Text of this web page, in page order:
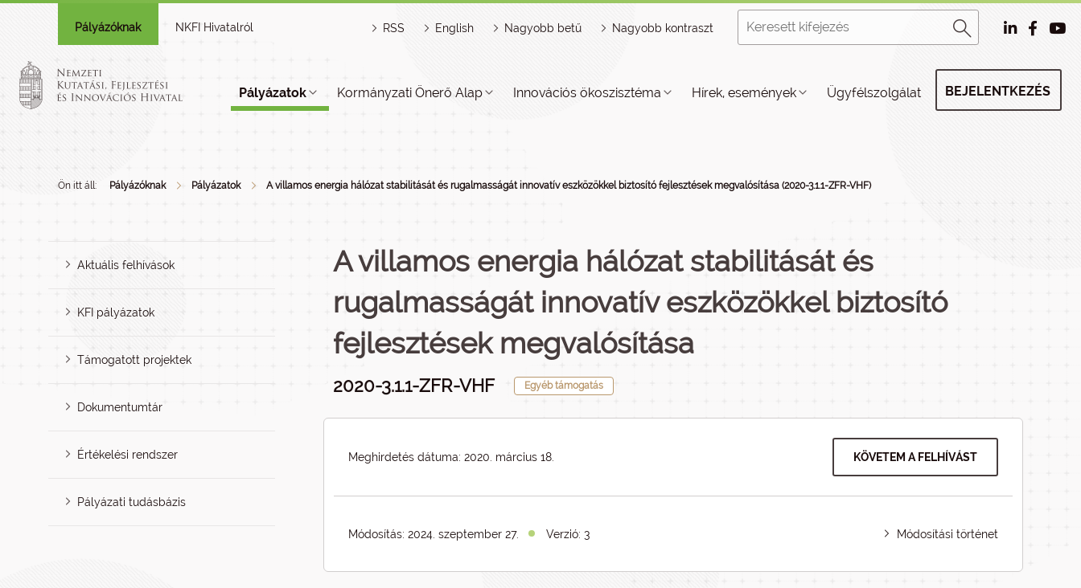
Pályázóknak NKFI Hivatalról RSS English Nagyobb betű Nagyobb kontraszt
Pályázatok Kormányzati Önerő Alap Innovációs ökoszisztéma Hírek, események Ügyfélszolgálat BEJELENTKEZÉS
Ön itt áll: Pályázóknak Pályázatok A villamos energia hálózat stabilitását és rugalmasságát innovatív eszközökkel biztosító fejlesztések megvalósítása (2020-3.1.1-ZFR-VHF)
Aktuális felhívások
KFI pályázatok
Támogatott projektek
Dokumentumtár
Értékelési rendszer
Pályázati tudásbázis
A villamos energia hálózat stabilitását és
rugalmasságát innovatív eszközökkel biztosító
fejlesztések megvalósítása
2020-3.1.1-ZFR-VHF Egyéb támogatás
Meghirdetés dátuma: 2020. március 18. KÖVETEM A FELHÍVÁST
Módosítás: 2024. szeptember 27. Verzió: 3 Módosítási történet